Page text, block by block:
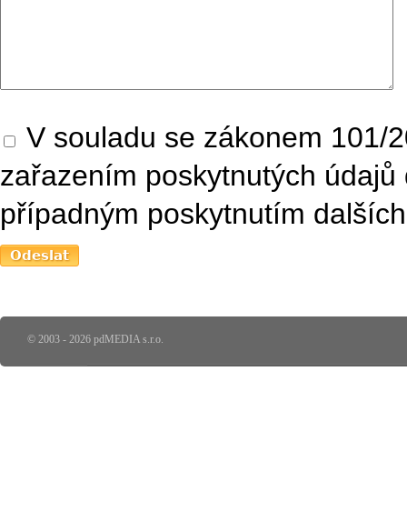
V souladu se zákonem 101/
zařazením poskytnutých
případným poskytnutím
© 2003 - 2026 pdMEDIA s.r.o.